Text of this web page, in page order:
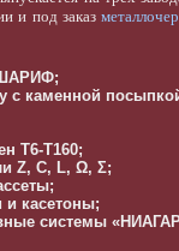
и под заказ
с каменной
Т6-Т160;
Z, C, L, Ω, Σ;
касетоны;
системы